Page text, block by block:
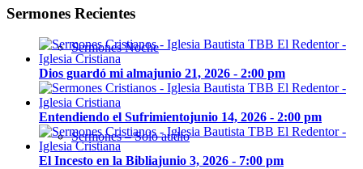
Sermones Noche
Sermones – Solo audio
Sermones Recientes
Dios guardó mi almajunio 21, 2026 - 2:00 pm
Entendiendo el Sufrimientojunio 14, 2026 - 2:00 pm
El Incesto en la Bibliajunio 3, 2026 - 7:00 pm